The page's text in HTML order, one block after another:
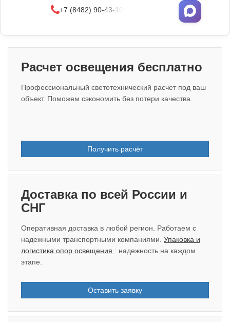
+7 (8482) 90-43-10
Расчет освещения бесплатно
Профессиональный светотехнический расчет под ваш
объект. Поможем сэкономить без потери качества.
Получить расчёт
Доставка по всей России и
СНГ
Оперативная доставка в любой регион. Работаем с
надежными транспортными компаниями. Упаковка и
логистика опор освещения : надежность на каждом
этапе.
Оставить заявку